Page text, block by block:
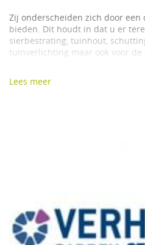
Zij onderscheiden zich door
bieden. Dit houdt in dat u er
sierbestrating, tuinhout,
tuinverlichting maar ook voor de
Verhoeven Garden Stones &
profileren door voorop te lopen
Lees meer